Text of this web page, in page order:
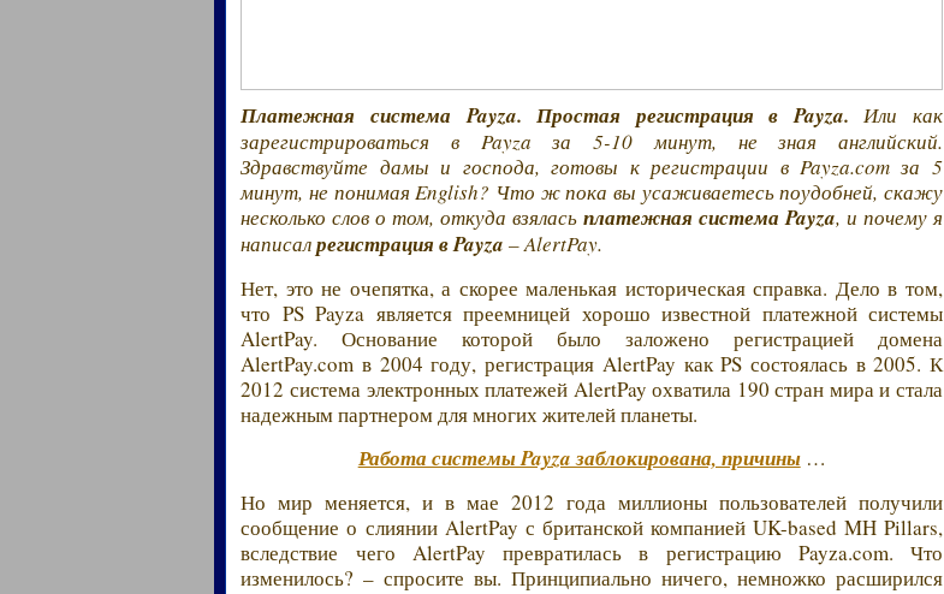
Платежная система Payza. Простая регистрация в Payza. Или как
зарегистрироваться в Payza за 5-10 минут, не зная английский.
Здравствуйте дамы и господа, готовы к регистрации в Payza.com за 5
минут, не понимая English? Что ж пока вы усаживаетесь поудобней, скажу
несколько слов о том, откуда взяласьплатежная система Payza, и почему я
написалрегистрация в Payza – AlertPay.
Нет, это не очепятка, а скорее маленькая историческая справка. Дело в том,
что PS Payza является преемницей хорошо известной платежной системы
AlertPay. Основание которой было заложено регистрацией домена
AlertPay.com в 2004 году, регистрация AlertPay как PS состоялась в 2005. К
2012 система электронных платежей AlertPay охватила 190 стран мира и стала
надежным партнером для многих жителей планеты.
Работа системы Payza заблокирована, причины…
Но мир меняется, и в мае 2012 года миллионы пользователей получили
сообщение о слиянии AlertPay с британской компанией UK-based MH Pillars,
вследствие чего AlertPay превратилась в регистрацию Payza.com. Что
изменилось? – спросите вы. Принципиально ничего, немножко расширился